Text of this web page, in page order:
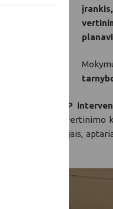
– stiprinti SP
aptariant
kokybės kriterijais,